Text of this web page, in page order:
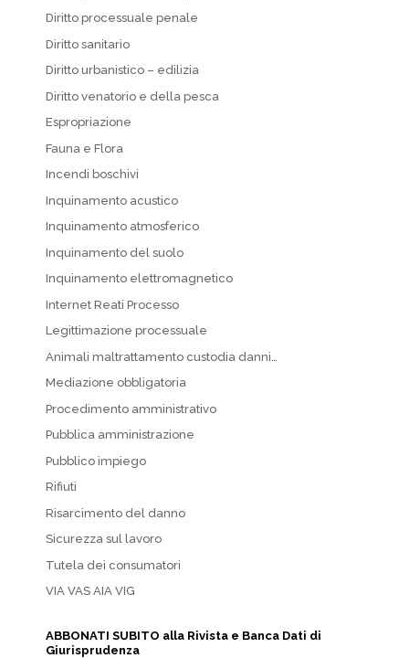
Diritto processuale penale
Diritto sanitario
Diritto urbanistico – edilizia
Diritto venatorio e della pesca
Espropriazione
Fauna e Flora
Incendi boschivi
Inquinamento acustico
Inquinamento atmosferico
Inquinamento del suolo
Inquinamento elettromagnetico
Internet Reati Processo
Legittimazione processuale
Animali maltrattamento custodia danni…
Mediazione obbligatoria
Procedimento amministrativo
Pubblica amministrazione
Pubblico impiego
Rifiuti
Risarcimento del danno
Sicurezza sul lavoro
Tutela dei consumatori
VIA VAS AIA VIG
ABBONATI SUBITO alla Rivista e Banca Dati di
Giurisprudenza